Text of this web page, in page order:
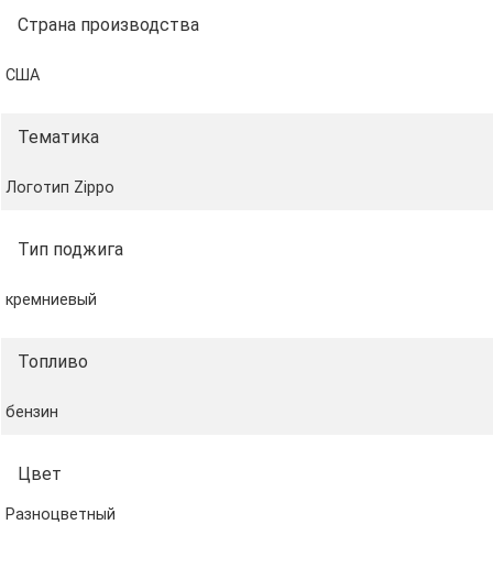
Страна производства
США
Тематика
Логотип Zippo
Тип поджига
кремниевый
Топливо
бензин
Цвет
Разноцветный